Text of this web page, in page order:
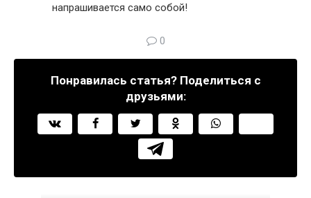
напрашивается само собой!
0
Понравилась статья? Поделиться с
друзьями: